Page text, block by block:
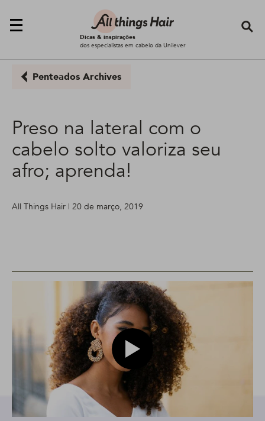
Dicas & inspirações
dos especialistas em cabelo da Unilever
Penteados Archives
Preso na lateral com o
cabelo solto valoriza seu
afro; aprenda!
All Things Hair | 20 de março, 2019
Play video Modelo com o